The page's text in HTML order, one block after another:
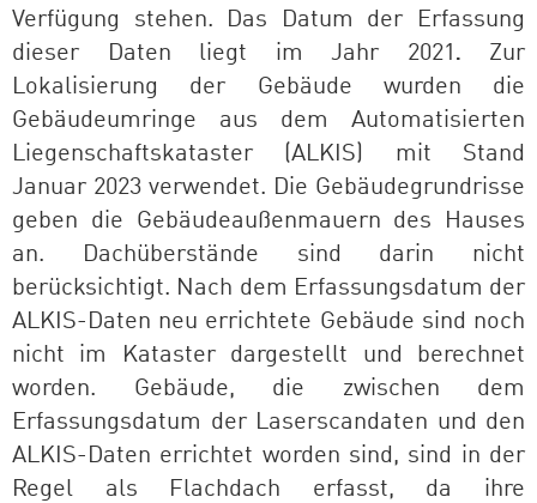
Verfügung stehen. Das Datum der Erfassung
dieser Daten liegt im Jahr 2021 .
Zur
Lokalisierung der Gebäude wurden die
Gebäudeumringe aus dem Automatisierten
Liegenschaftskataster (ALKIS) mit Stand
Januar 2023 verwendet. Die Gebäudegrundrisse
geben die Gebäudeaußenmauern des Hauses
an. Dachüberstände sind darin nicht
berücksichtigt. Nach dem Erfassungsdatum der
ALKIS-Daten neu errichtete Gebäude sind noch
nicht im Kataster dargestellt und berechnet
worden. Gebäude, die zwischen dem
Erfassungsdatum der Laserscandaten und den
ALKIS-Daten errichtet worden sind, sind in der
Regel als Flachdach erfasst, da ihre